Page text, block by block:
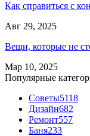
Как справиться с
Авг 29, 2025
Вещи, которые не
Мар 10, 2025
Популярные
Советы5118
Дизайн682
Ремонт557
Баня233